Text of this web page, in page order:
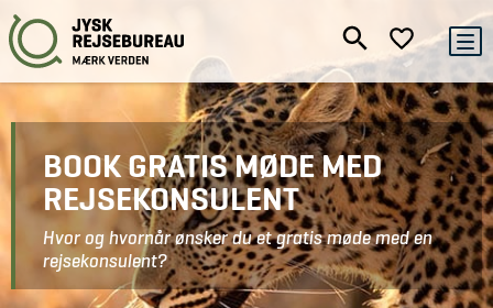
BOOK GRATIS MØDE MED
REJSEKONSULENT
Hvor og hvornår ønsker du et gratis møde med en
rejsekonsulent?